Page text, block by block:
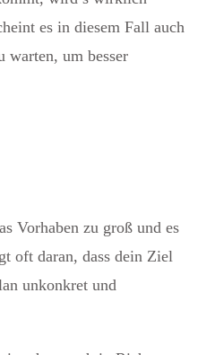
es in diesem Fall auch
warten, um besser
Vorhaben zu groß und es
oft daran, dass dein Ziel
unkonkret und